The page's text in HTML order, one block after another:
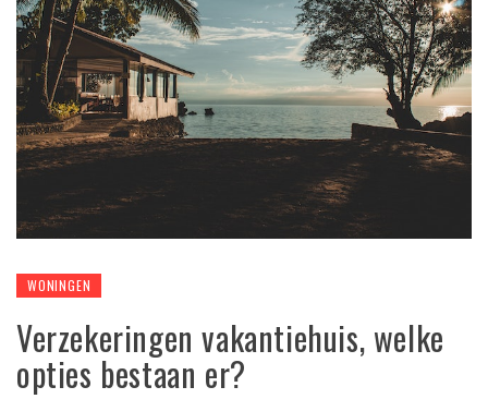
WONINGEN
Verzekeringen vakantiehuis, welke
opties bestaan er?